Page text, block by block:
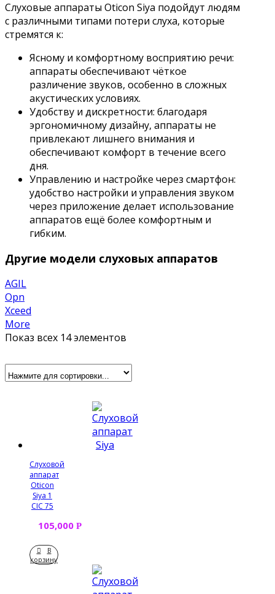
Слуховые аппараты Oticon Siya подойдут людям
с различными типами потери слуха, которые
стремятся к:
Ясному и комфортному восприятию речи:
аппараты обеспечивают чёткое
различение звуков, особенно в сложных
акустических условиях.
Удобству и дискретности: благодаря
эргономичному дизайну, аппараты не
привлекают лишнего внимания и
обеспечивают комфорт в течение всего
дня.
Управлению и настройке через смартфон:
удобство настройки и управления звуком
через приложение делает использование
аппаратов ещё более комфортным и
гибким.
Другие модели слуховых аппаратов
AGIL
Opn
Xceed
More
Показ всех 14 элементов
Слуховой
аппарат
Oticon
Siya 1
CIC 75
105,000 Р
В
корзину